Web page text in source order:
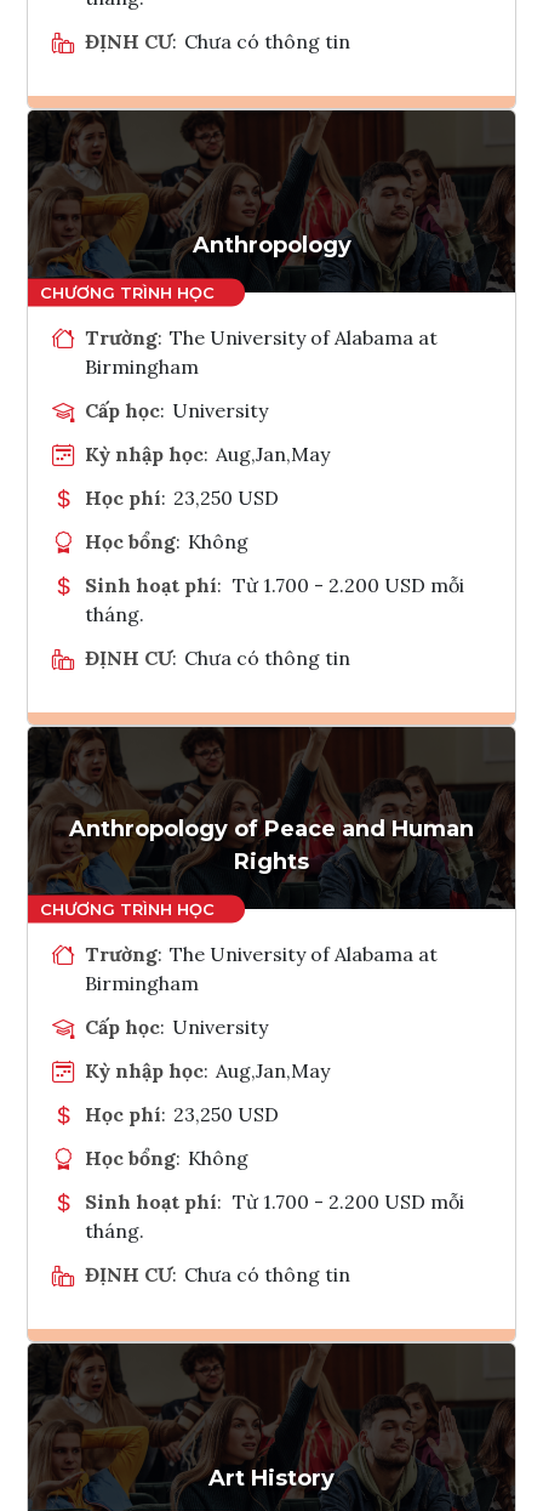
ĐỊNH CƯ: Chưa có thông tin
Ghi danh
Tham vấn Interlink
Anthropology
Trường: The University of Alabama at
Birmingham
Cấp học: University
Kỳ nhập học: Aug,Jan,May
Học phí: 23,250 USD
Học bổng: Không
Sinh hoạt phí: Từ 1.700 - 2.200 USD mỗi
tháng.
ĐỊNH CƯ: Chưa có thông tin
Ghi danh
Tham vấn Interlink
Anthropology of Peace and Human
Rights
Trường: The University of Alabama at
Birmingham
Cấp học: University
Kỳ nhập học: Aug,Jan,May
Học phí: 23,250 USD
Học bổng: Không
Sinh hoạt phí: Từ 1.700 - 2.200 USD mỗi
tháng.
ĐỊNH CƯ: Chưa có thông tin
Ghi danh
Tham vấn Interlink
Art History